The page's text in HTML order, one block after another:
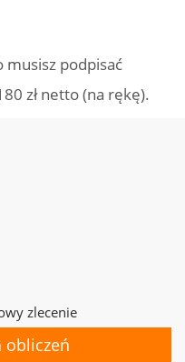
musisz podpisać
zł netto (na rękę).
zlecenie
obliczeń